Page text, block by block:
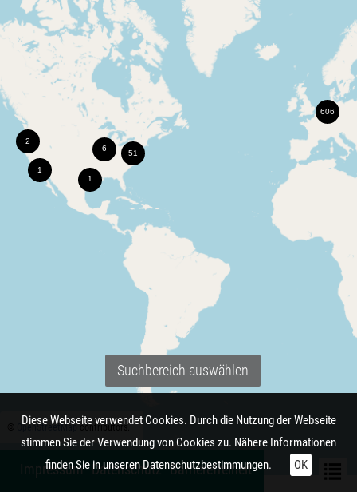
OpenStreetMapcontributors.
Suchbereich auswählen
Diese Webseite verwendet Cookies. Durch die Nutzung der Webseite
stimmen Sie der Verwendung von Cookies zu. Nähere Informationen
finden Sie in unserenDatenschutzbestimmungen. OK
Impressum Datenschutz Barrierefreiheit